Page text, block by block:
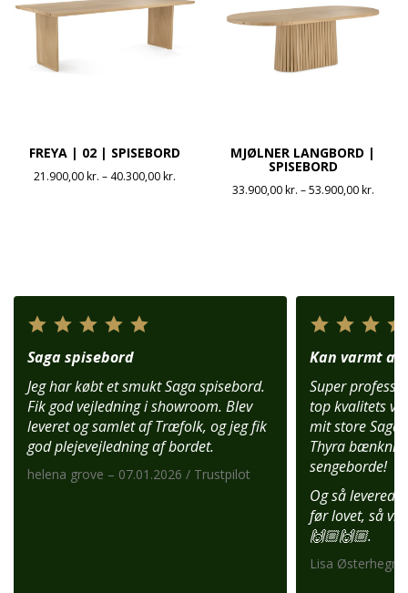
FREYA | 02 | SPISEBORD
21.900,00kr. – 40.300,00kr.
21.900,00 kr.
MJØLNER LANGBORD |
SPISEBORD
33.900,00kr. –53.900,00kr.
Saga spisebord
Jeg har købt et smukt Saga spisebord.
Fik god vejledning i showroom. Blev
leveret og samlet af Træfolk, og jeg fik
god plejevejledning af bordet.
helena grove – 07.01.2026 / Trustpilot
Kan varmt
Super
top kvalitets
mit store Saga
Thyra
sengeborde!
Og så
før lovet, så vi
🙌🏼🙌🏼.
Lisa Østerhegn